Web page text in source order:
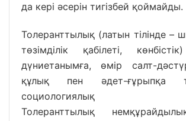
да кері әсерін тигізбей қоймайды.
Толеранттылық (латын тілінде –
төзімділік қабілеті,
дүниетанымға, өмір салт-
құлық пен әдет-ғұрыпқа
социологиялық
Толеранттылық